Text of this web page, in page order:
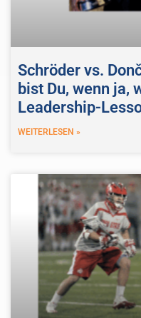
Schröder vs.
bist Du, wenn ja,
Leadership-
WEITERLESEN »